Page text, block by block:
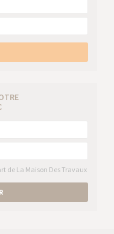
de La Maison Des Travaux